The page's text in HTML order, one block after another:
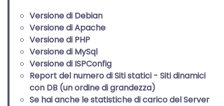
Versione di Debian
Versione di Apache
Versione di PHP
Versione di MySql
Versione di ISPConfig
Report del numero di Siti statici - Siti dinamici
con DB (un ordine di grandezza)
Se hai anche le statistiche di carico del Server